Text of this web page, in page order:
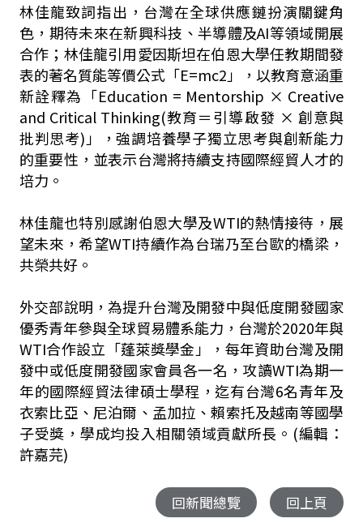
林佳龍致詞指出，台灣在全球供應鏈扮演關鍵角
色，期待未來在新興科技、半導體及AI等領域開展
合作；林佳龍引用愛因斯坦在伯恩大學任教期間發
表的著名質能等價公式「E=mc2」，以教育意涵重
新詮釋為「Education = Mentorship × Creative
and Critical Thinking(教育＝引導啟發 × 創意與
批判思考)」，強調培養學子獨立思考與創新能力
的重要性，並表示台灣將持續支持國際經貿人才的
培力。
林佳龍也特別感謝伯恩大學及WTI的熱情接待，展
望未來，希望WTI持續作為台瑞乃至台歐的橋梁，
共榮共好。
外交部說明，為提升台灣及開發中與低度開發國家
優秀青年參與全球貿易體系能力，台灣於2020年與
WTI合作設立「蓬萊獎學金」，每年資助台灣及開
發中或低度開發國家會員各一名，攻讀WTI為期一
年的國際經貿法律碩士學程，迄有台灣6名青年及
衣索比亞、尼泊爾、孟加拉、賴索托及越南等國學
子受獎，學成均投入相關領域貢獻所長。(編輯：
許嘉芫)
回新聞總覽 回上頁